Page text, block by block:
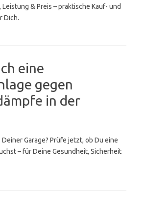
& Preis – praktische Kauf- und
Dich.
eine
gegen
in der
Garage? Prüfe jetzt, ob Du eine
– für Deine Gesundheit, Sicherheit